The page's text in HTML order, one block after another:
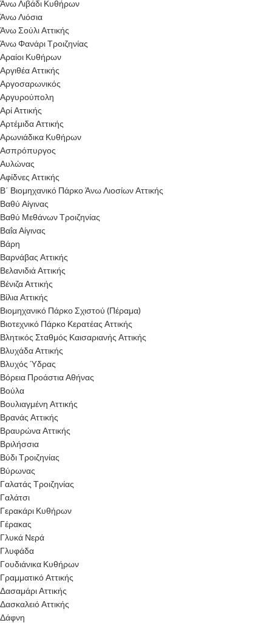
Άνω Λιβάδι Κυθήρων
Άνω Λιόσια
Άνω Σούλι Αττικής
Άνω Φανάρι Τροιζηνίας
Αραίοι Κυθήρων
Αργιθέα Αττικής
Αργοσαρωνικός
Αργυρούπολη
Αρί Αττικής
Αρτέμιδα Αττικής
Αρωνιάδικα Κυθήρων
Ασπρόπυργος
Αυλώνας
Αφίδνες Αττικής
Β΄ Βιομηχανικό Πάρκο Άνω Λιοσίων Αττικής
Βαθύ Αίγινας
Βαθύ Μεθάνων Τροιζηνίας
Βαΐα Αίγινας
Βάρη
Βαρνάβας Αττικής
Βελανιδιά Αττικής
Βένιζα Αττικής
Βίλια Αττικής
Βιομηχανικό Πάρκο Σχιστού (Πέραμα)
Βιοτεχνικό Πάρκο Κερατέας Αττικής
Βλητικός Σταθμός Καισαριανής Αττικής
Βλυχάδα Αττικής
Βλυχός Ύδρας
Βόρεια Προάστια Αθήνας
Βούλα
Βουλιαγμένη Αττικής
Βρανάς Αττικής
Βραυρώνα Αττικής
Βριλήσσια
Βύδι Τροιζηνίας
Βύρωνας
Γαλατάς Τροιζηνίας
Γαλάτσι
Γερακάρι Κυθήρων
Γέρακας
Γλυκά Νερά
Γλυφάδα
Γουδιάνικα Κυθήρων
Γραμματικό Αττικής
Δασαμάρι Αττικής
Δασκαλειό Αττικής
Δάφνη